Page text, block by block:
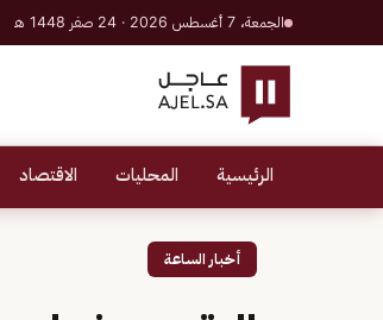
الجمعة، 7 أغسطس 2026 · 24 صفر 1448 هـ
الرئيسية المحليات الاقتصاد
أخبار الساعة